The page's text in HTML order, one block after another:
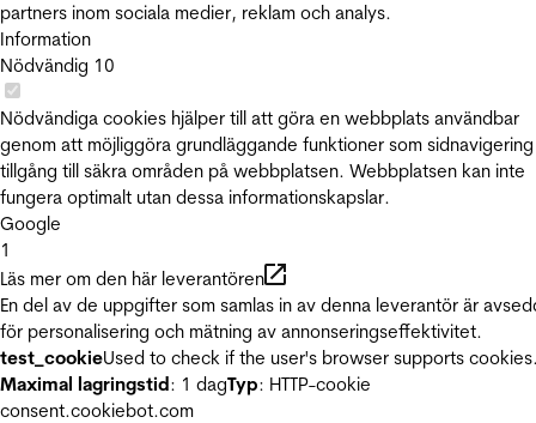
partners inom sociala medier, reklam och analys.
Information
Nödvändig 10
Nödvändiga cookies hjälper till att göra en webbplats användbar
genom att möjliggöra grundläggande funktioner som
tillgång till säkra områden på webbplatsen. Webbplatsen kan inte
fungera optimalt utan dessa informationskapslar.
Google
1
Läs mer om den här leverantören
En del av de uppgifter som samlas in av denna leverantör är
för personalisering och mätning av annonseringseffektivitet.
test_cookieUsed to check if the user's browser supports
Maximal lagringstid: 1 dagTyp: HTTP-cookie
consent.cookiebot.com